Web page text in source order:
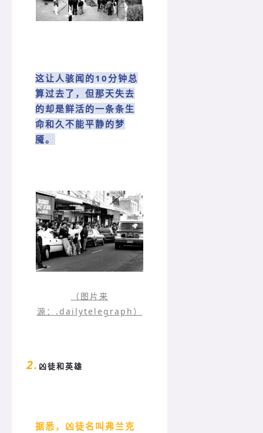
这让人骇闻的10分钟总
算过去了，但那天失去
的却是鲜活的一条条生
命和久不能平静的梦
魇。
（图片来
源：.dailytelegraph）
2. 凶徒和英雄
据悉，凶徒名叫弗兰克